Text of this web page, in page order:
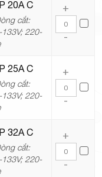
20A C
cắt:
220-
+
-
25A C
cắt:
220-
+
-
32A C
cắt:
220-
+
-